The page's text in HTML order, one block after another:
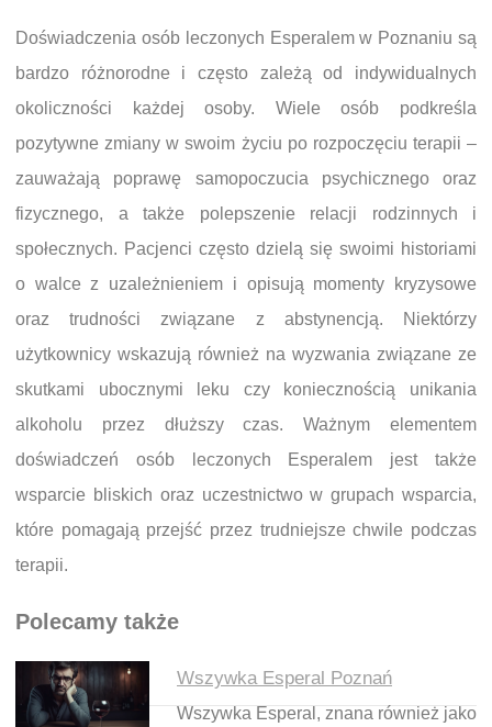
Doświadczenia osób leczonych Esperalem w Poznaniu są
bardzo różnorodne i często zależą od indywidualnych
okoliczności każdej osoby. Wiele osób podkreśla
pozytywne zmiany w swoim życiu po rozpoczęciu terapii –
zauważają poprawę samopoczucia psychicznego oraz
fizycznego, a także polepszenie relacji rodzinnych i
społecznych. Pacjenci często dzielą się swoimi historiami
o walce z uzależnieniem i opisują momenty kryzysowe
oraz trudności związane z abstynencją. Niektórzy
użytkownicy wskazują również na wyzwania związane ze
skutkami ubocznymi leku czy koniecznością unikania
alkoholu przez dłuższy czas. Ważnym elementem
doświadczeń osób leczonych Esperalem jest także
wsparcie bliskich oraz uczestnictwo w grupach wsparcia,
które pomagają przejść przez trudniejsze chwile podczas
terapii.
Polecamy także
Wszywka Esperal Poznań
Wszywka Esperal, znana również jako